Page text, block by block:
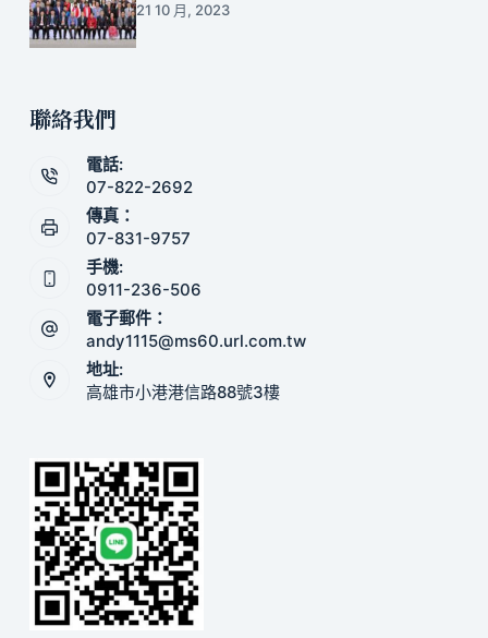
21 10 月, 2023
聯絡我們
電話:
07-822-2692
傳真：
07-831-9757
手機:
0911-236-506
電子郵件：
andy1115@ms60.url.com.tw
地址:
高雄市小港港信路88號3樓